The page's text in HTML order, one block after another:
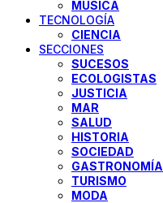
MÚSICA
TECNOLOGÍA
CIENCIA
SECCIONES
SUCESOS
ECOLOGISTAS
JUSTICIA
MAR
SALUD
HISTORIA
SOCIEDAD
GASTRONOMÍA
TURISMO
MODA